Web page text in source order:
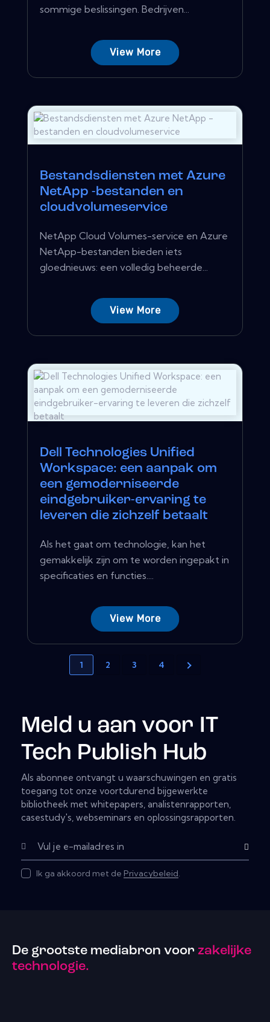
sommige beslissingen. Bedrijven...
View More
Bestandsdiensten met Azure
NetApp -bestanden en
cloudvolumeservice
NetApp Cloud Volumes-service en Azure
NetApp-bestanden bieden iets
gloednieuws: een volledig beheerde...
View More
Dell Technologies Unified
Workspace: een aanpak om
een ​​gemoderniseerde
eindgebruiker-ervaring te
leveren die zichzelf betaalt
Als het gaat om technologie, kan het
gemakkelijk zijn om te worden ingepakt in
specificaties en functies....
View More
1 2 3 4
Meld u aan voor IT
Tech Publish Hub
Als abonnee ontvangt u waarschuwingen en gratis
toegang tot onze voortdurend bijgewerkte
bibliotheek met whitepapers, analistenrapporten,
casestudy's, webseminars en oplossingsrapporten.
Subscribe
Ik ga akkoord met de Privacybeleid.
De grootste mediabron voor zakelijke
technologie.